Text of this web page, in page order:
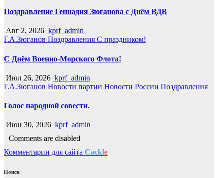
Поздравление Геннадия Зюганова с Днём ВДВ
Авг 2, 2026 kprf_admin
Г.А.Зюганов Поздравления С праздником!
С Днём Военно-Морского Флота!
Июл 26, 2026 kprf_admin
Г.А.Зюганов Новости партии Новости России Поздравления
Голос народной совести.
Июн 30, 2026 kprf_admin
Comments are disabled
Комментарии для сайта Cackle
Поиск